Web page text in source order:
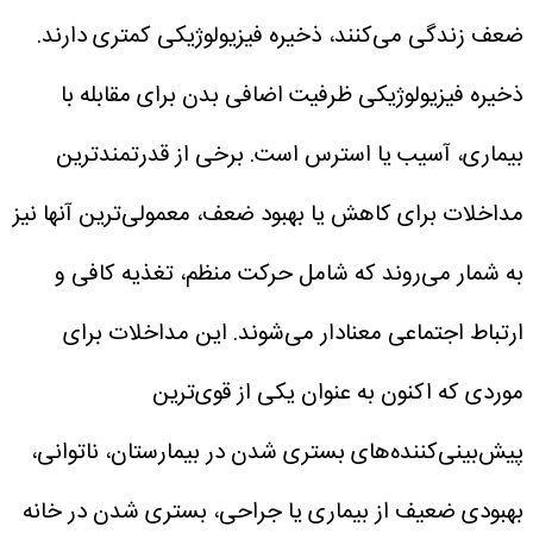
ضعف زندگی می‌کنند، ذخیره‌ فیزیولوژیکی کمتری دارند.
ذخیره فیزیولوژیکی ظرفیت اضافی بدن برای مقابله با
بیماری، آسیب یا استرس است. برخی از قدرتمندترین
مداخلات برای کاهش یا بهبود ضعف، معمولی‌ترین آنها نیز
به شمار می‌روند که شامل حرکت منظم، تغذیه‌ کافی و
ارتباط اجتماعی معنادار می‌شوند. این مداخلات برای
موردی که اکنون به عنوان یکی از قوی‌ترین
پیش‌بینی‌کننده‌های بستری شدن در بیمارستان، ناتوانی،
بهبودی ضعیف از بیماری یا جراحی، بستری شدن در خانه